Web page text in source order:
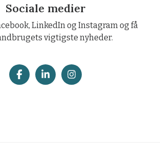
Sociale medier
LinkedIn og Instagram og få
vigtigste nyheder.